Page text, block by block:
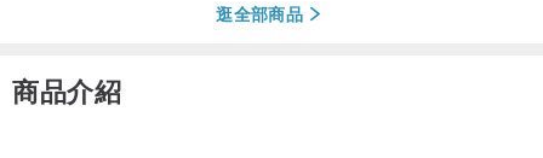
逛全部商品
商品介紹